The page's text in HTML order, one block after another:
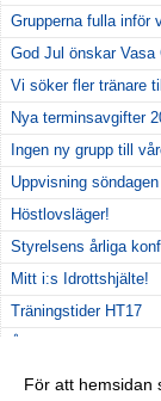
Grupperna fulla inför
God Jul önskar Vasa
Vi söker fler tränare
Nya terminsavgifter
Ingen ny grupp till
Uppvisning
Höstlovsläger!
Styrelsens årliga
Mitt i:s Idrottshjälte!
Träningstider HT17
Höstlovsläger i
För att hemsidan